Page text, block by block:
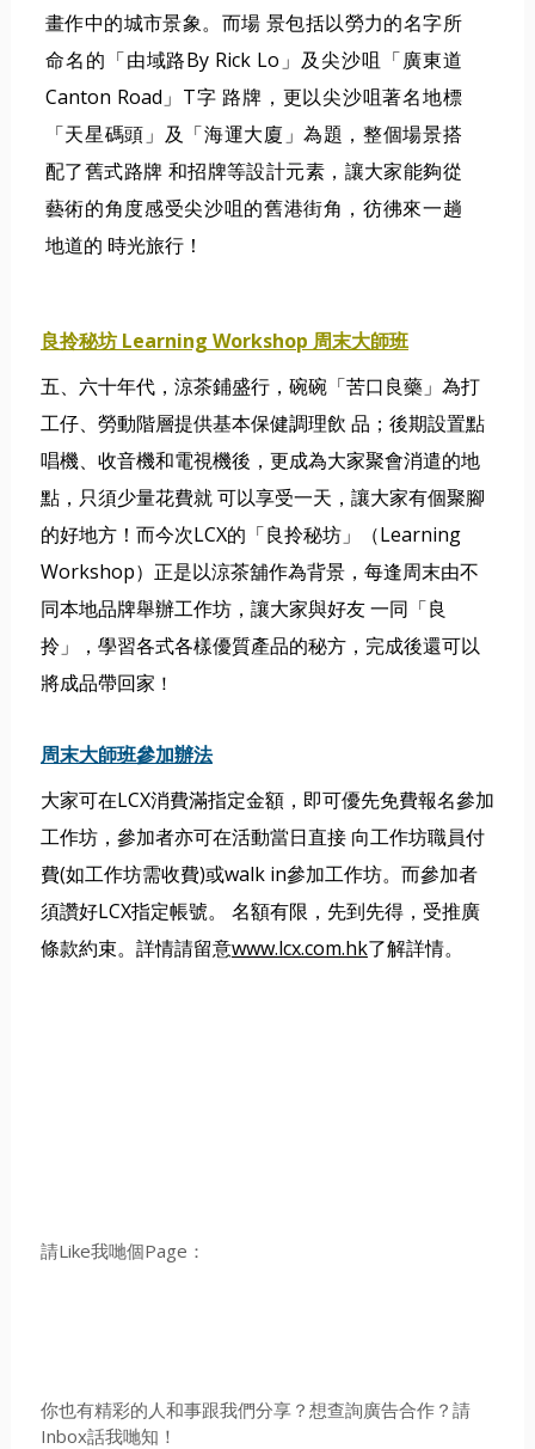
畫作中的城市景象。而場 景包括以勞力的名字所
命名的「由域路By Rick Lo」及尖沙咀「廣東道
Canton Road」T字 路牌，更以尖沙咀著名地標
「天星碼頭」及「海運大廈」為題，整個場景搭
配了舊式路牌 和招牌等設計元素，讓大家能夠從
藝術的角度感受尖沙咀的舊港街角，彷彿來一趟
地道的 時光旅行！
良拎秘坊 Learning Workshop 周末大師班
五、六十年代，涼茶鋪盛行，碗碗「苦口良藥」為打
工仔、勞動階層提供基本保健調理飲 品；後期設置點
唱機、收音機和電視機後，更成為大家聚會消遣的地
點，只須少量花費就 可以享受一天，讓大家有個聚腳
的好地方！而今次LCX的「良拎秘坊」（Learning
Workshop）正是以涼茶舖作為背景，每逢周末由不
同本地品牌舉辦工作坊，讓大家與好友 一同「良
拎」，學習各式各樣優質產品的秘方，完成後還可以
將成品帶回家 ！
周末大師班參加辦法
大家可在LCX消費滿指定金額，即可優先免費報名參加
工作坊，參加者亦可在活動當日直接 向工作坊職員付
費(如工作坊需收費)或walk in參加工作坊。而參加者
須讚好LCX指定帳號。 名額有限，先到先得，受推廣
條款約束。詳情請留意www.lcx.com.hk了解詳情。
請Like我哋個Page：
你也有精彩的人和事跟我們分享？想查詢廣告合作？請
Inbox話我哋知！